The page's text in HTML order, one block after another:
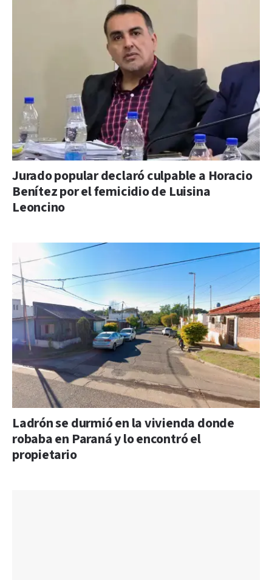
Jurado popular declaró culpable a Horacio
Benítez por el femicidio de Luisina
Leoncino
Ladrón se durmió en la vivienda donde
robaba en Paraná y lo encontró el
propietario